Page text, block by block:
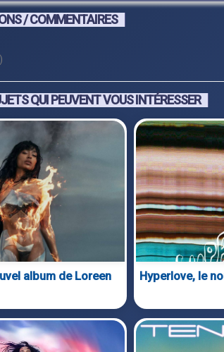
/ COMMENTAIRES
QUI PEUVENT VOUS INTÉRESSER
album de Loreen Hyperlove, le